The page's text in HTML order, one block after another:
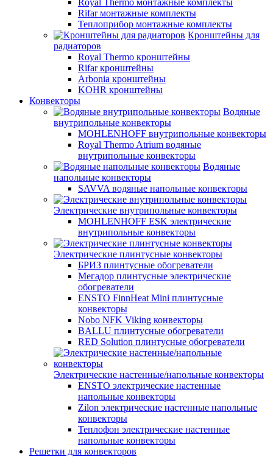
Royal Thermo монтажные комплекты
Rifar монтажные комплекты
Теплоприбор монтажные комплекты
Кронштейны для
радиаторов
Royal Thermo кронштейны
Rifar кронштейны
Arbonia кронштейны
KOHR кронштейны
Конвекторы
Водяные
внутрипольные конвекторы
MOHLENHOFF внутрипольные конвекторы
Royal Thermo Atrium водяные
внутрипольные конвекторы
Водяные
напольные конвекторы
SAVVA водяные напольные конвекторы
Электрические внутрипольные конвекторы
MOHLENHOFF ESK электрические
внутрипольные конвекторы
Электрические плинтусные конвекторы
БРИЗ плинтусные обогреватели
Мегадор плинтусные электрические
обогреватели
ENSTO FinnHeat Mini плинтусные
конвекторы
Nobo NFK Viking конвекторы
BALLU плинтусные обогреватели
RED Solution плинтусные обогреватели
Электрические настенные/напольные конвекторы
ENSTO электрические настенные
напольные конвекторы
Zilon электрические настенные напольные
конвекторы
Теплофон электрические настенные
напольные конвекторы
Решетки для конвекторов